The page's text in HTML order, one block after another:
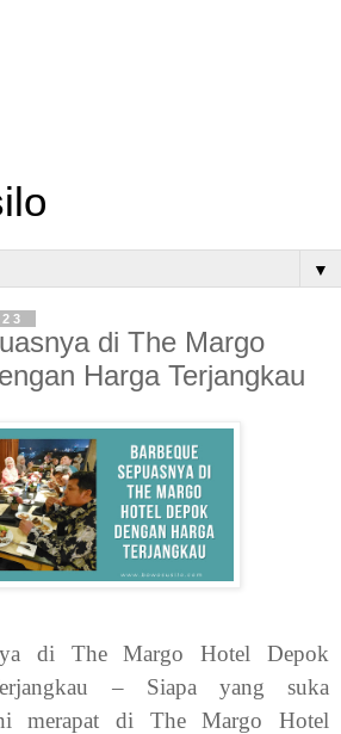
▼
di The Margo
Harga Terjangkau
di The Margo Hotel Depok
– Siapa yang suka
merapat di The Margo Hotel